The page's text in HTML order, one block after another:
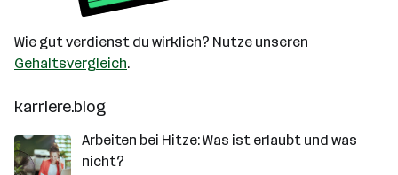
Wie gut verdienst du wirklich? Nutze unseren
Gehaltsvergleich.
karriere.blog
Arbeiten bei Hitze: Was ist erlaubt und was
nicht?